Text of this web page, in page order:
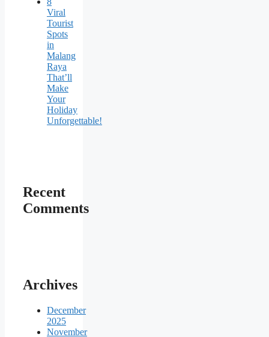
Viral
Tourist
Spots
in
Malang
Raya
That’ll
Make
Your
Holiday
Unforgettable!
Recent
Comments
Archives
December
2025
November